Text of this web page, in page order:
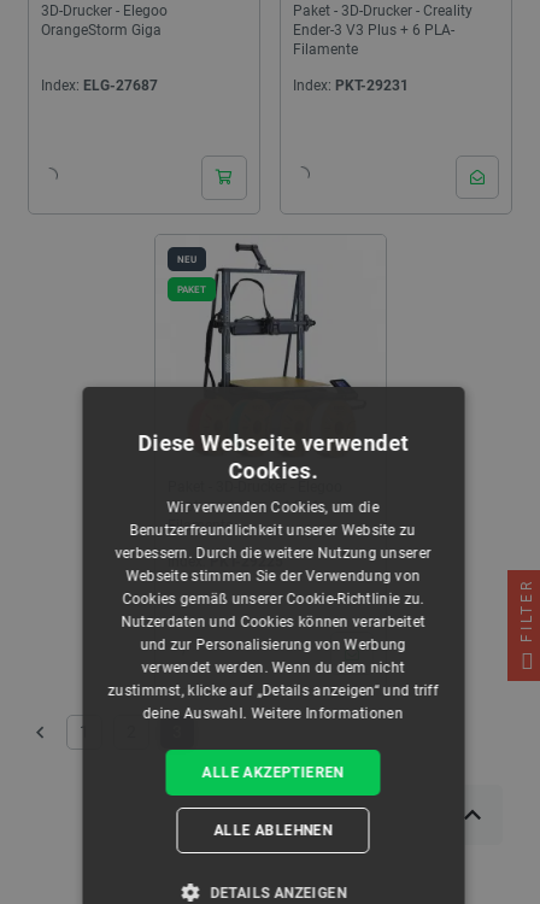
3D-Drucker - Elegoo
OrangeStorm Giga
Index: ELG-27687
Paket - 3D-Drucker - Creality
Ender-3 V3 Plus + 6 PLA-
Filamente
Index: PKT-29231
Neptune 4 Max + 4 PLA-
Filamente
Index:PKT-29225
NEU
PAKET
Zurück 1
FILTER
Diese Webseite verwendet
Cookies.
Wir verwenden Cookies, um die
Benutzerfreundlichkeit unserer Website zu
verbessern. Durch die weitere Nutzung unserer
Webseite stimmen Sie der Verwendung von
Cookies gemäß unserer Cookie-Richtlinie zu.
Nutzerdaten und Cookies können verarbeitet
und zur Personalisierung von Werbung
verwendet werden. Wenn du dem nicht
zustimmst, klicke auf „Details anzeigen“ und triff
deine Auswahl.Weitere Informationen
ALLE AKZEPTIEREN
ALLE ABLEHNEN
DETAILS ANZEIGEN